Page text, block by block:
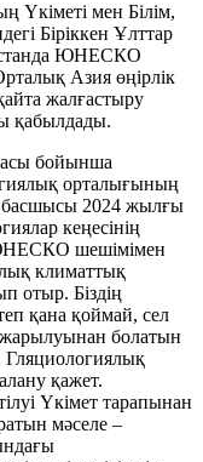
Үкіметі мен Білім,
Біріккен Ұлттар
ЮНЕСКО
Азия өңірлік
жалғастыру
қабылдады.
бойынша
орталығының
басшысы 2024 жылғы
кеңесінің
шешімімен
климаттық
отыр. Біздің
қана қоймай, сел
болатын
Гляциологиялық
қажет.
Үкімет тарапынан
мәселе –